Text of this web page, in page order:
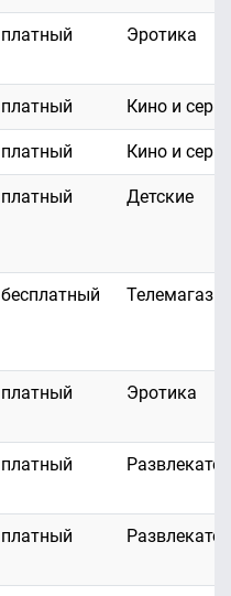
платный Эротика
платный Кино и
платный Кино и
платный Детские
бесплатный
платный Эротика
платный
платный